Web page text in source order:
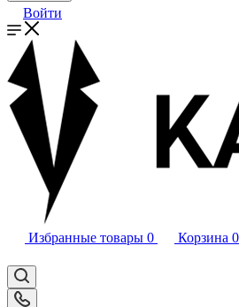
Войти
Избранные товары 0 Корзина 0